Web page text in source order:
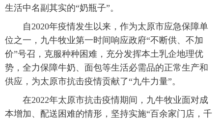
生活中名副其实的“奶瓶子”。
自2020年疫情发生以来，作为太原市应急保障单
位之一，九牛牧业第一时间响应政府“不断供、不加
价”号召，克服种种困难，充分发挥本土乳企地理优
势，全力保障牛奶、面包等生活必需品的正常生产和
供应，为太原市抗击疫情贡献了“九牛力量”。
在2022年太原市抗击疫情期间，九牛牧业面对成
本增加、配送困难的情形，坚持实施“百余家门店，千